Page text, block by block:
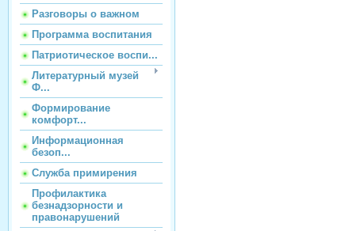
Разговоры о важном
Программа воспитания
Патриотическое воспи...
Литературный музей
Ф...
Формирование
комфорт...
Информационная
безоп...
Служба примирения
Профилактика
безнадзорности и
правонарушений